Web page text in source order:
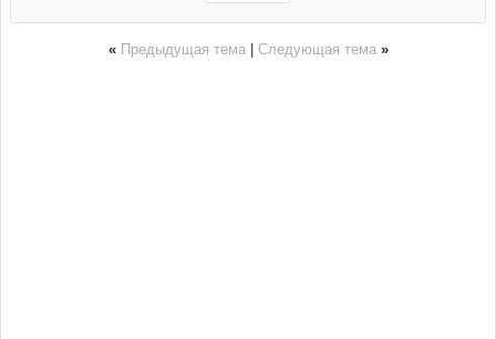
« Предыдущая тема Следующая тема »